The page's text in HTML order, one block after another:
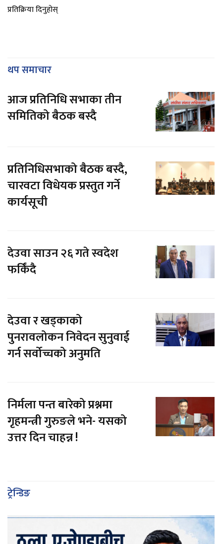
प्रतिक्रिया दिनुहोस्
थप समाचार
आज प्रतिनिधि सभाका तीन
समितिको बैठक बस्दै
प्रतिनिधिसभाको बैठक बस्दै,
चारवटा विधेयक प्रस्तुत गर्ने
कार्यसूची
देउवा साउन २६ गते स्वदेश
फर्किंदै
देउवा र खड्काको
पुनरावलोकन निवेदन सुनुवाई
गर्न सर्वोच्चको अनुमति
निर्मला पन्त बारेको प्रश्नमा
गृहमन्त्री गुरुङले भने- यसको
उत्तर दिन चाहन्न !
ट्रेन्डिङ